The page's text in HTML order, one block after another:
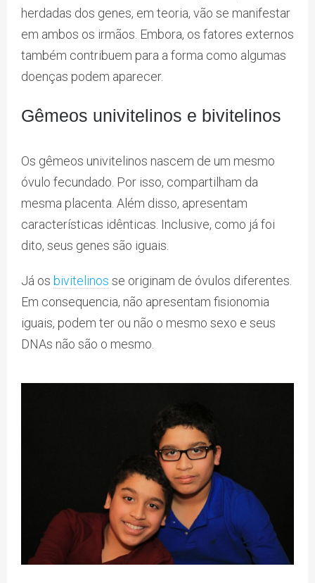
herdadas dos genes, em teoria, vão se manifestar
em ambos os irmãos. Embora, os fatores externos
também contribuem para a forma como algumas
doenças podem aparecer.
Gêmeos univitelinos e bivitelinos
Os gêmeos univitelinos nascem de um mesmo
óvulo fecundado. Por isso, compartilham da
mesma placenta. Além disso, apresentam
características idênticas. Inclusive, como já foi
dito, seus genes são iguais.
Já os bivitelinos se originam de óvulos diferentes.
Em consequencia, não apresentam fisionomia
iguais, podem ter ou não o mesmo sexo e seus
DNAs não são o mesmo.